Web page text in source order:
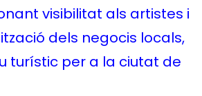
visibilitat als artistes i
dels negocis locals,
turístic per a la ciutat de